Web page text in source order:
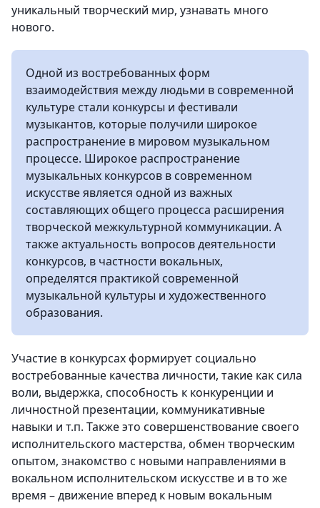
уникальный творческий мир, узнавать много
нового.
Одной из востребованных форм
взаимодействия между людьми в современной
культуре стали конкурсы и фестивали
музыкантов, которые получили широкое
распространение в мировом музыкальном
процессе. Широкое распространение
музыкальных конкурсов в современном
искусстве является одной из важных
составляющих общего процесса расширения
творческой межкультурной коммуникации. А
также актуальность вопросов деятельности
конкурсов, в частности вокальных,
определятся практикой современной
музыкальной культуры и художественного
образования.
Участие в конкурсах формирует социально
востребованные качества личности, такие как сила
воли, выдержка, способность к конкуренции и
личностной презентации, коммуникативные
навыки и т.п. Также это совершенствование своего
исполнительского мастерства, обмен творческим
опытом, знакомство с новыми направлениями в
вокальном исполнительском искусстве и в то же
время – движение вперед к новым вокальным